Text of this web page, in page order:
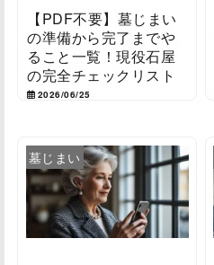
【PDF不要】墓じまい
の準備から完了までや
ること一覧！現役石屋
の完全チェックリスト
2026/06/25
墓じまい